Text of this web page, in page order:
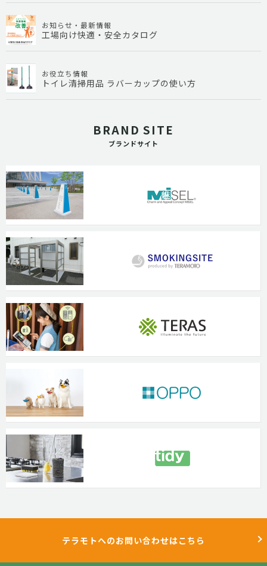
お知らせ・最新情報
工場向け快適・安全カタログ
お役立ち情報
トイレ清掃用品 ラバーカップの使い方
BRAND SITE
ブランドサイト
テラモトへのお問い合わせはこちら